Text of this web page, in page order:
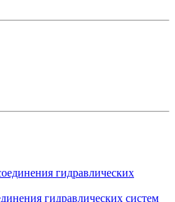
гидравлических систем